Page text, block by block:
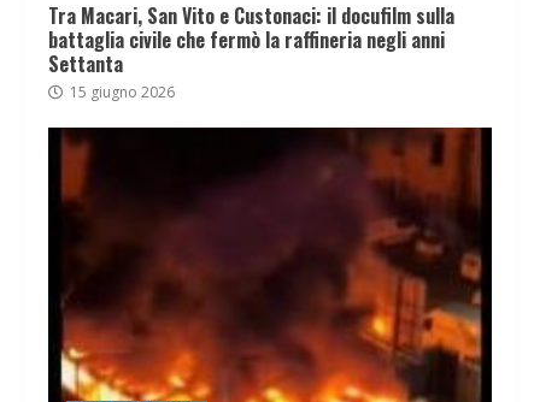
Tra Macari, San Vito e Custonaci: il docufilm sulla
battaglia civile che fermò la raffineria negli anni
Settanta
15 giugno 2026